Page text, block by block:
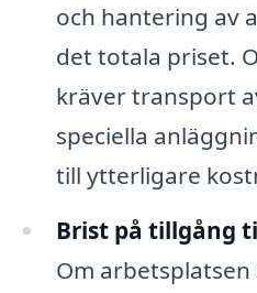
och hantering av
det totala priset.
kräver transport
speciella
till ytterligare
Brist på tillgång
Om arbetsplatsen